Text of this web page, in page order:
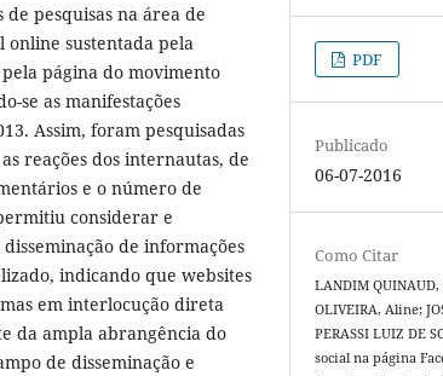
pesquisas na área de
online sustentada pela
página do movimento
se as manifestações
Assim, foram pesquisadas
reações dos internautas, de
e o número de
considerar e
de informações
indicando que websites
em interlocução direta
da ampla abrangência do
de disseminação e
PDF
Publicado
06-07-2016
Como Citar
LANDIM
OLIVEIRA, Aline;
PERASSI LUIZ DE
social na página